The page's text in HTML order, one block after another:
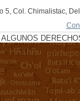
5, Col. Chimalistac,